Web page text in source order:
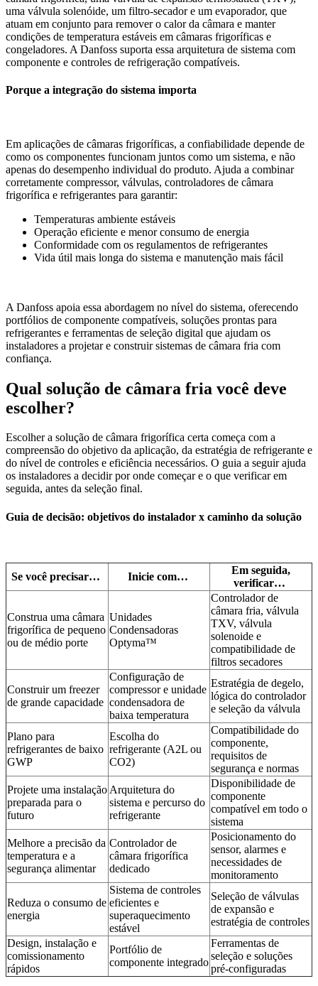
uma válvula solenóide, um filtro-secador e um evaporador, que
atuam em conjunto para remover o calor da câmara e manter
condições de temperatura estáveis em câmaras frigoríficas e
congeladores. A Danfoss suporta essa arquitetura de sistema com
componente e controles de refrigeração compatíveis.
Porque a integração do sistema importa
Em aplicações de câmaras frigoríficas, a confiabilidade depende de
como os componentes funcionam juntos como um sistema, e não
apenas do desempenho individual do produto. Ajuda a combinar
corretamente compressor, válvulas, controladores de câmara
frigorífica e refrigerantes para garantir:
Temperaturas ambiente estáveis
Operação eficiente e menor consumo de energia
Conformidade com os regulamentos de refrigerantes
Vida útil mais longa do sistema e manutenção mais fácil
A Danfoss apoia essa abordagem no nível do sistema, oferecendo
portfólios de componente compatíveis, soluções prontas para
refrigerantes e ferramentas de seleção digital que ajudam os
instaladores a projetar e construir sistemas de câmara fria com
confiança.
Qual solução de câmara fria você deve
escolher?
Escolher a solução de câmara frigorífica certa começa com a
compreensão do objetivo da aplicação, da estratégia de refrigerante e
do nível de controles e eficiência necessários. O guia a seguir ajuda
os instaladores a decidir por onde começar e o que verificar em
seguida, antes da seleção final.
Guia de decisão: objetivos do instalador x caminho da solução
Se você precisar… Inicie com…
Em seguida,
verificar…
Construa uma câmara
frigorífica de pequeno
ou de médio porte
Unidades
Condensadoras
Optyma™
Controlador de
câmara fria, válvula
TXV, válvula
solenoide e
compatibilidade de
filtros secadores
Construir um freezer
de grande capacidade
Configuração de
compressor e unidade
condensadora de
baixa temperatura
Estratégia de degelo,
lógica do controlador
e seleção da válvula
Plano para
refrigerantes de baixo
GWP
Escolha do
refrigerante (A2L ou
CO2)
Compatibilidade do
componente,
requisitos de
segurança e normas
Projete uma instalação
preparada para o
futuro
Arquitetura do
sistema e percurso do
refrigerante
Disponibilidade de
componente
compatível em todo o
sistema
Melhore a precisão da
temperatura e a
segurança alimentar
Controlador de
câmara frigorífica
dedicado
Posicionamento do
sensor, alarmes e
necessidades de
monitoramento
Reduza o consumo de
energia
Sistema de controles
eficientes e
superaquecimento
estável
Seleção de válvulas
de expansão e
estratégia de controles
Design, instalação e
comissionamento
rápidos
Portfólio de
componente integrado
Ferramentas de
seleção e soluções
pré-configuradas